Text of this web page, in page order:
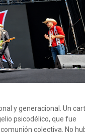
y generacional. Un
psicodélico, que fue
colectiva. No